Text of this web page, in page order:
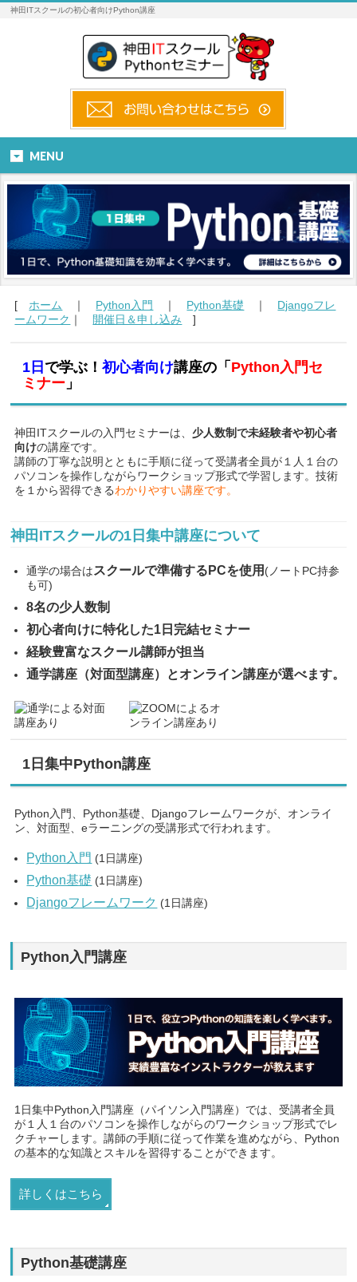
神田ITスクールの初心者向けPython講座
MENU
[ ホーム ｜ Python入門 ｜ Python基礎 ｜ Djangoフレ
ームワーク ｜ 開催日＆申し込み ]
1日 で学ぶ！初心者向け講座の「 Python入門セ
ミナー 」
神田ITスクールの入門セミナーは、 少人数制で未経験者や初心者
向けの講座です。
講師の丁寧な説明とともに手順に従って受講者全員が１人１台の
パソコンを操作しながらワークショップ形式で学習します。技術
を１から習得できるわかりやすい講座です。
神田ITスクールの1日集中講座について
通学の場合はスクールで準備するPCを使用 (ノートPC持参
も可)
8名の少人数制
初心者向けに特化した1日完結セミナー
経験豊富なスクール講師が担当
通学講座（対面型講座）とオンライン講座が選べます。
1日集中Python講座
Python入門、Python基礎、Djangoフレームワークが、オンライ
ン、対面型、eラーニングの受講形式で行われます。
Python入門 (1日講座)
Python基礎 (1日講座)
Djangoフレームワーク (1日講座)
Python入門講座
1日集中Python入門講座（パイソン入門講座）では、受講者全員
が１人１台のパソコンを操作しながらのワークショップ形式でレ
クチャーします。講師の手順に従って作業を進めながら、Python
の基本的な知識とスキルを習得することができます。
詳しくはこちら
Python基礎講座